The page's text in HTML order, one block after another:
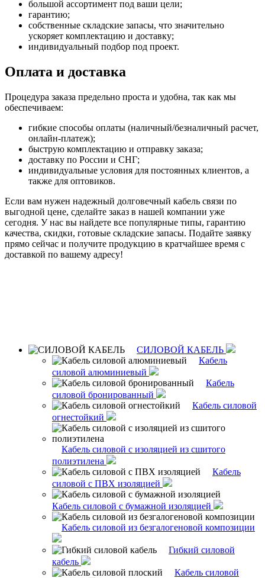
большой ассортимент под ваши цели;
гарантию;
собственные складские запасы, что значительно
ускоряет комплектацию и доставку;
индивидуальный подбор под проект.
Оплата и доставка
Процедура заказа предельно проста и удобна, так как мы
обеспечиваем:
гибкие способы оплаты (наличный/безналичный расчет,
онлайн-платеж);
быструю комплектацию и отправку заказа;
доставку по России и СНГ;
индивидуальные условия для постоянных клиентов, а
также для оптовиков.
Если вам нужен надежный долговечный кабель связи по
выгодной цене, сделайте заказ в нашей компании уже
сегодня. У нас вы найдете все популярные типы, гарантию
качества, скидки, готовые складские запасы. Подайте заявку
прямо сейчас и получите продукцию в кратчайшее время с
доставкой по вашему адресу!
СИЛОВОЙ КАБЕЛЬ
Кабель
силовой алюминиевый
Кабель
силовой бронированный
Кабель силовой
огнестойкий
Кабель силовой с изоляцией из сшитого
полиэтилена
Кабель
силовой с ПВХ изоляцией
Кабель силовой с бумажной изоляцией
Кабель силовой из безгалогеновой композиции
Гибкий силовой
кабель
Кабель силовой